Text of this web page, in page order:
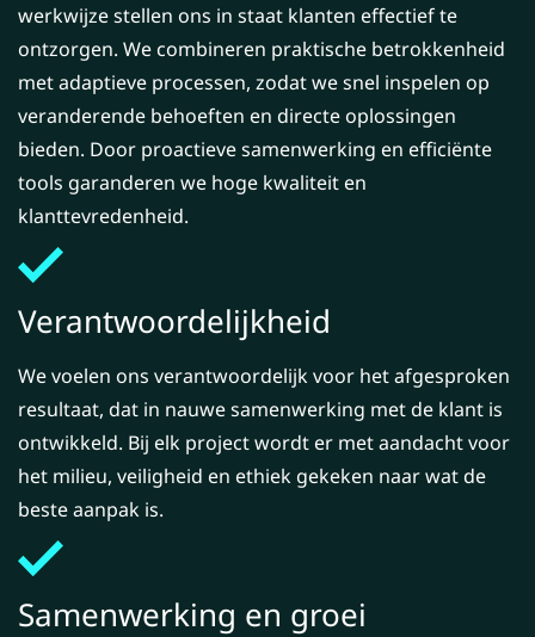
werkwijze stellen ons in staat klanten effectief te
ontzorgen. We combineren praktische betrokkenheid
met adaptieve processen, zodat we snel inspelen op
veranderende behoeften en directe oplossingen
bieden. Door proactieve samenwerking en efficiënte
tools garanderen we hoge kwaliteit en
klanttevredenheid.
Verantwoordelijkheid
We voelen ons verantwoordelijk voor het afgesproken
resultaat, dat in nauwe samenwerking met de klant is
ontwikkeld. Bij elk project wordt er met aandacht voor
het milieu, veiligheid en ethiek gekeken naar wat de
beste aanpak is.
Samenwerking en groei